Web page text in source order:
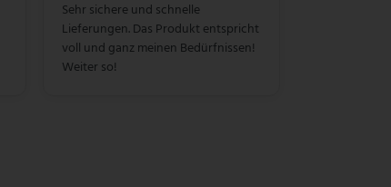
Sehr sichere und schnelle
Lieferungen. Das Produkt entspricht
voll und ganz meinen Bedürfnissen!
Weiter so!